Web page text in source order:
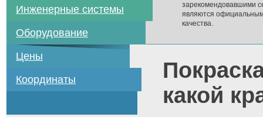
Инженерные системы
Оборудование
Цены
Координаты
зарекомендовавшими
являются
качества.
какой